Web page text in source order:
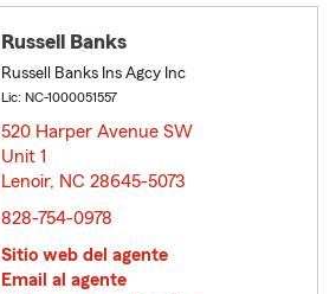
Russell Banks
Russell Banks Ins Agcy Inc
Lic: NC-1000051557
520 Harper Avenue SW
Unit 1
Lenoir, NC 28645-5073
828-754-0978
Sitio web del agente
Email al agente